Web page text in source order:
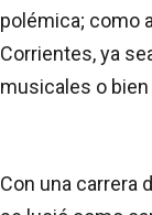
polémica; como
Corrientes, ya
musicales o
Con una carrera